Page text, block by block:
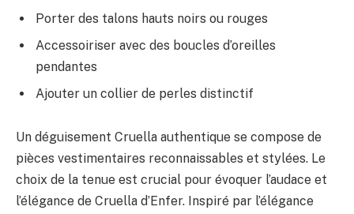
Porter des talons hauts noirs ou rouges
Accessoiriser avec des boucles d’oreilles
pendantes
Ajouter un collier de perles distinctif
Un déguisement Cruella authentique se compose de
pièces vestimentaires reconnaissables et stylées. Le
choix de la tenue est crucial pour évoquer l’audace et
l’élégance de Cruella d’Enfer. Inspiré par l’élégance